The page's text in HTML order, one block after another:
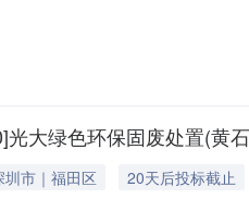
大绿色环保固废处置(黄
圳市｜福田区
20天后投标截止